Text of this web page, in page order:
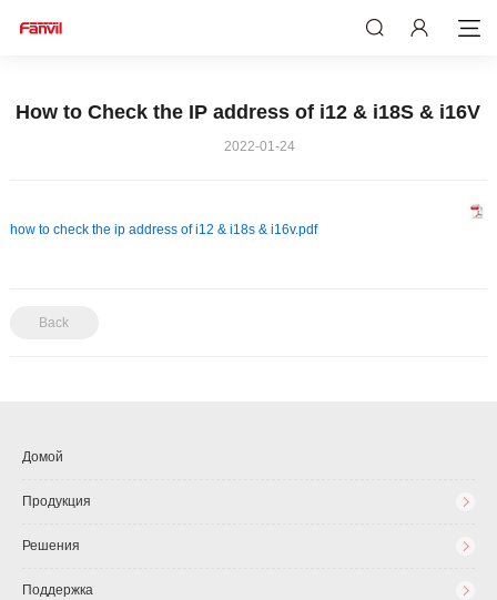
How to Check the IP address of i12 & i18S & i16V
2022-01-24
how to check the ip address of i12 & i18s & i16v.pdf
Back
Домой
Продукция
Решения
Поддержка